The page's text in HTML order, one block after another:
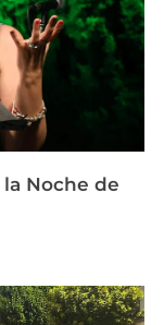
Noche de